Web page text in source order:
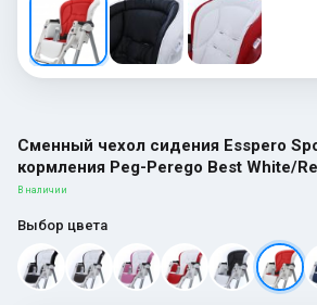
Сменный чехол сидения Esspero
кормления Peg-Perego Best White/
В наличии
Выбор цвета